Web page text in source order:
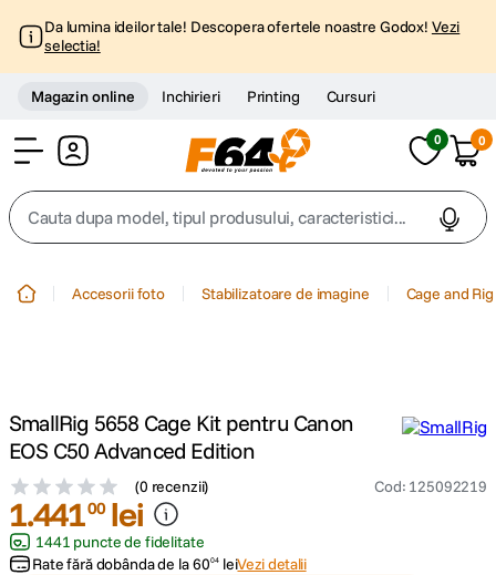
Da lumina ideilor tale! Descopera ofertele noastre Godox! Vezi
selectia!
Magazin online Inchirieri Printing Cursuri
0 0
Cauta dupa model, tipul produsului, caracteristici...
trepied telefon
4. peak design
5. lavaliera
Accesorii foto Stabilizatoare de imagine Cage and Rig
SmallRig 5658 Cage Kit pentru Canon
EOS C50 Advanced Edition
(0 recenzii) Cod: 125092219
1.44100 lei
1441 puncte de fidelitate
Rate fără dobânda de la6004 leiVezi detalii